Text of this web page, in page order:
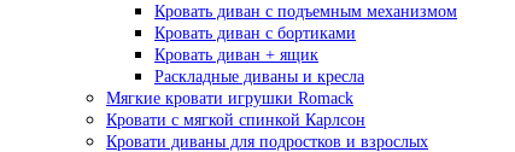
Кровать диван с подъемным механизмом
Кровать диван с бортиками
Кровать диван + ящик
Раскладные диваны и кресла
Мягкие кровати игрушки Romack
Кровати с мягкой спинкой Карлсон
Кровати диваны для подростков и взрослых